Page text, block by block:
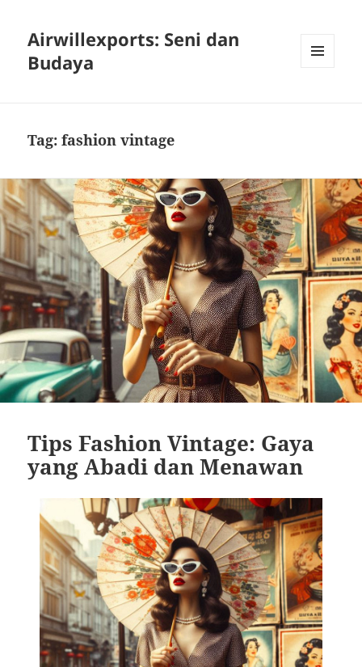
Airwillexports: Seni dan
Budaya
Tag:fashion vintage
Tips Fashion Vintage: Gaya
yang Abadi dan Menawan